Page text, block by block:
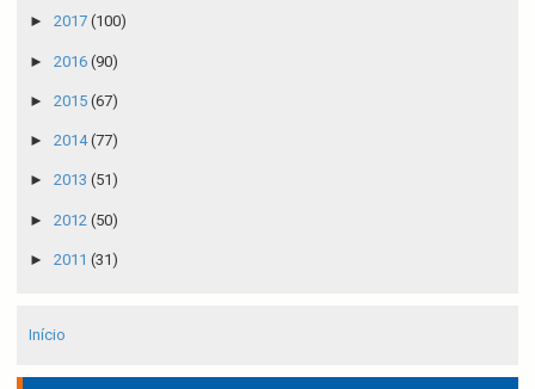
► 2017 (100)
► 2016 (90)
► 2015 (67)
► 2014(77)
► 2013 (51)
► 2012 (50)
► 2011 (31)
Início